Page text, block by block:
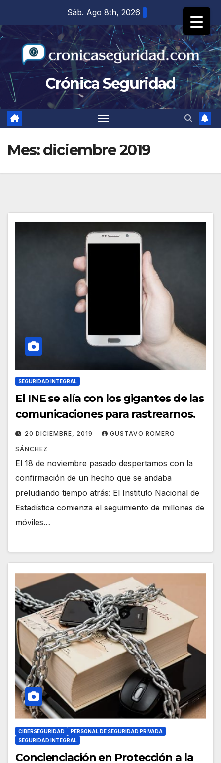
contenido
Sáb. Ago 8th, 2026
Crónica Seguridad
Mes:diciembre 2019
SEGURIDAD INTEGRAL
El INE se alía con los gigantes de las
comunicaciones para rastrearnos.
20 DICIEMBRE, 2019 GUSTAVO ROMERO
SÁNCHEZ
El 18 de noviembre pasado despertamos con la
confirmación de un hecho que se andaba
preludiando tiempo atrás: El Instituto Nacional de
Estadística comienza el seguimiento de millones de
móviles…
CIBERSEGURIDAD
PERSONAL DE SEGURIDAD PRIVADA
SEGURIDAD INTEGRAL
Concienciación en Protección a la